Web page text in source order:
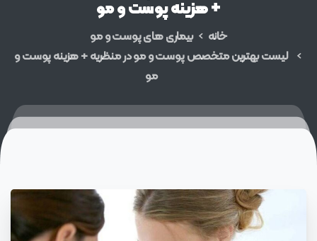
+هزینهپوستومو
خانه
بیماری های پوست و مو
لیست بهترین متخصص پوست و مو در منظریه + هزینه پوست و
مو